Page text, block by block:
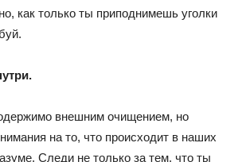
как только ты приподнимешь уголки
внешним очищением, но
на то, что происходит в наших
Следи не только за тем, что ты